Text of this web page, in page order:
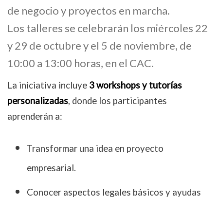
de negocio y proyectos en marcha.
Los talleres se celebrarán los miércoles 22
y 29 de octubre y el 5 de noviembre, de
10:00 a 13:00 horas, en el CAC.
La iniciativa incluye 3 workshops y tutorías
personalizadas, donde los participantes
aprenderán a:
Transformar una idea en proyecto
empresarial.
Conocer aspectos legales básicos y ayudas